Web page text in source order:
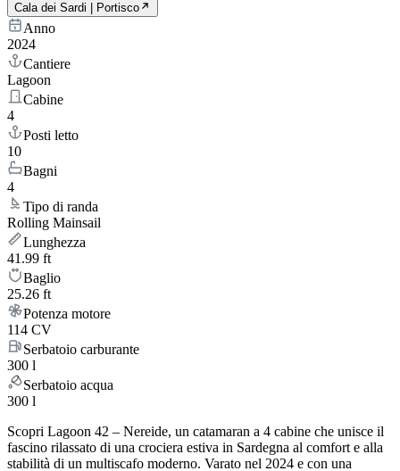
Cala dei Sardi | Portisco
Anno
2024
Cantiere
Lagoon
Cabine
4
Posti letto
10
Bagni
4
Tipo di randa
Rolling Mainsail
Lunghezza
41.99 ft
Baglio
25.26 ft
Potenza motore
114 CV
Serbatoio carburante
300 l
Serbatoio acqua
300 l
Scopri Lagoon 42 – Nereide, un catamaran a 4 cabine che unisce il
fascino rilassato di una crociera estiva in Sardegna al comfort e alla
stabilità di un multiscafo moderno. Varato nel 2024 e con una